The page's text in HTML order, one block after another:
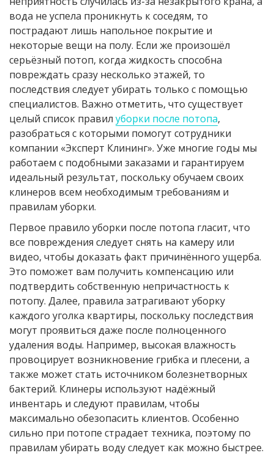
вода не успела проникнуть к соседям, то
пострадают лишь напольное покрытие и
некоторые вещи на полу. Если же произошёл
серьёзный потоп, когда жидкость способна
повреждать сразу несколько этажей, то
последствия следует убирать только с помощью
специалистов. Важно отметить, что существует
целый список правил уборки после потопа,
разобраться с которыми помогут сотрудники
компании «Эксперт Клининг». Уже многие годы мы
работаем с подобными заказами и гарантируем
идеальный результат, поскольку обучаем своих
клинеров всем необходимым требованиям и
правилам уборки.
Первое правило уборки после потопа гласит, что
все повреждения следует снять на камеру или
видео, чтобы доказать факт причинённого ущерба.
Это поможет вам получить компенсацию или
подтвердить собственную непричастность к
потопу. Далее, правила затрагивают уборку
каждого уголка квартиры, поскольку последствия
могут проявиться даже после полноценного
удаления воды. Например, высокая влажность
провоцирует возникновение грибка и плесени, а
также может стать источником болезнетворных
бактерий. Клинеры используют надёжный
инвентарь и следуют правилам, чтобы
максимально обезопасить клиентов. Особенно
сильно при потопе страдает техника, поэтому по
правилам убирать воду следует как можно быстрее.